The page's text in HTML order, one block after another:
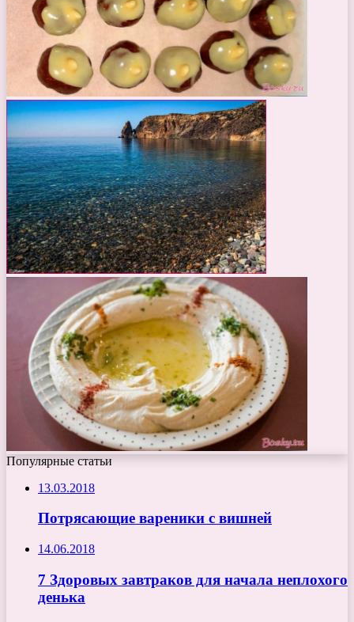
Популярные статьи
13.03.2018
Потрясающие вареники с вишней
14.06.2018
7 Здоровых завтраков для начала неплохого
денька